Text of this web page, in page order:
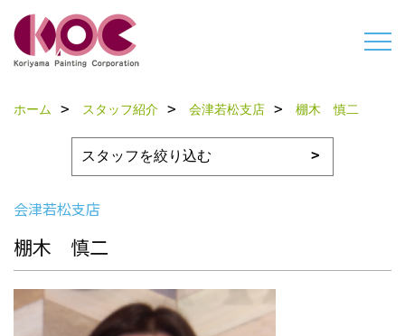
ホーム スタッフ紹介 会津若松支店 棚木 慎二
会津若松支店
棚木 慎二